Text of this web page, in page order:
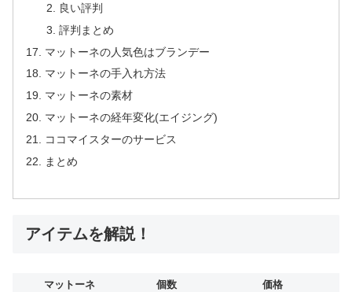
良い評判
評判まとめ
マットーネの人気色はブランデー
マットーネの手入れ方法
マットーネの素材
マットーネの経年変化(エイジング)
ココマイスターのサービス
まとめ
アイテムを解説！
マットーネ 個数
価格